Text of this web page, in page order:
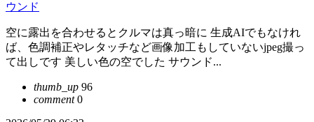
ウンド
空に露出を合わせるとクルマは真っ暗に 生成AIでもなけれ
ば、色調補正やレタッチなど画像加工もしていないjpeg撮っ
て出しです 美しい色の空でした サウンド...
thumb_up 96
comment0